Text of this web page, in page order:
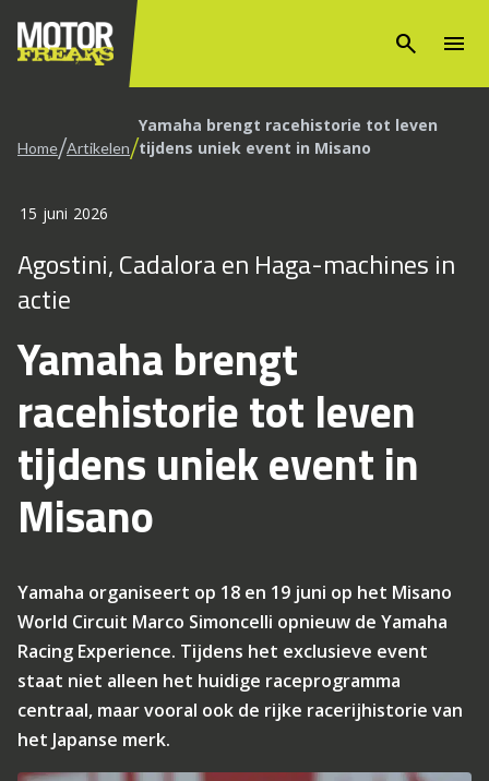
search menu
Home/Artikelen/Yamaha brengt racehistorie tot leven
tijdens uniek event in Misano
15 juni 2026
Agostini, Cadalora en Haga-machines in
actie
Yamaha brengt
racehistorie tot leven
tijdens uniek event in
Misano
Yamaha organiseert op 18 en 19 juni op het Misano
World Circuit Marco Simoncelli opnieuw de Yamaha
Racing Experience. Tijdens het exclusieve event
staat niet alleen het huidige raceprogramma
centraal, maar vooral ook de rijke racerijhistorie van
het Japanse merk.